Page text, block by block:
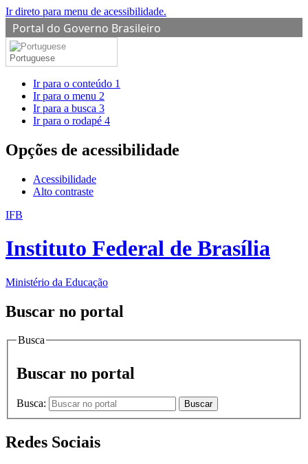
Ir direto para menu de acessibilidade.
Portal do Governo Brasileiro
Portuguese
Ir para o conteúdo 1
Ir para o menu 2
Ir para a busca 3
Ir para o rodapé 4
Opções de acessibilidade
Acessibilidade
Alto contraste
IFB
Instituto Federal de Brasília
Ministério da Educação
Buscar no portal
Busca
Buscar no portal
Busca: Buscar
Redes Sociais